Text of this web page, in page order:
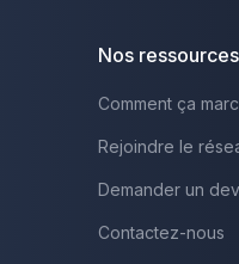
Nos ressources
Comment ça
Rejoindre le
Demander un
Contactez-nous